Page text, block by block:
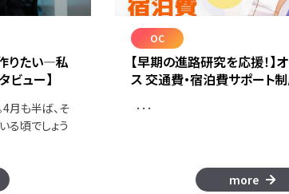
りたい―私
ビュー】
月も半ば、そ
る頃でしょう
OC
【早期の進路研究を応援！】
ス 交通費・宿泊費サポート
･･･
more